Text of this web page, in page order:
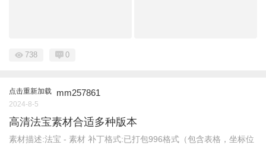
738 0
点击重新加载 mm257861
2024-8-5
高清法宝素材合适多种版本
素材描述:法宝 - 素材 补丁格式:已打包996格式（包含表格，坐标位